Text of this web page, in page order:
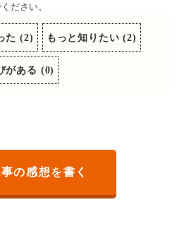
ださい。
た (2) もっと知りたい (2)
がある (0)
の感想を書く